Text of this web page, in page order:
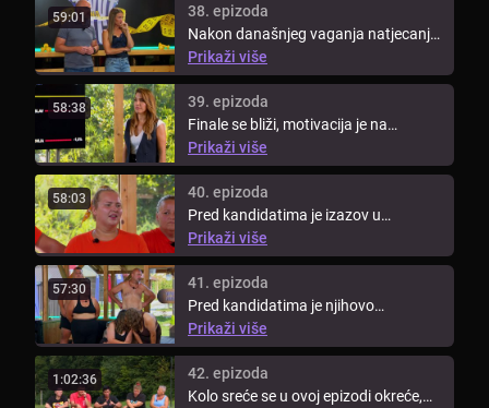
59:01
38. epizoda
Nakon današnjeg vaganja natjecanje
napušta jedan kandidat.
Prikaži više
58:38
39. epizoda
Finale se bliži, motivacija je na
vrhuncu. Kandidati idu na makeover.
Prikaži više
58:03
40. epizoda
Pred kandidatima je izazov u
vinogradu.
Prikaži više
57:30
41. epizoda
Pred kandidatima je njihovo
predzadnje vaganje prije finala.
Prikaži više
1:02:36
42. epizoda
Kolo sreće se u ovoj epizodi okreće,